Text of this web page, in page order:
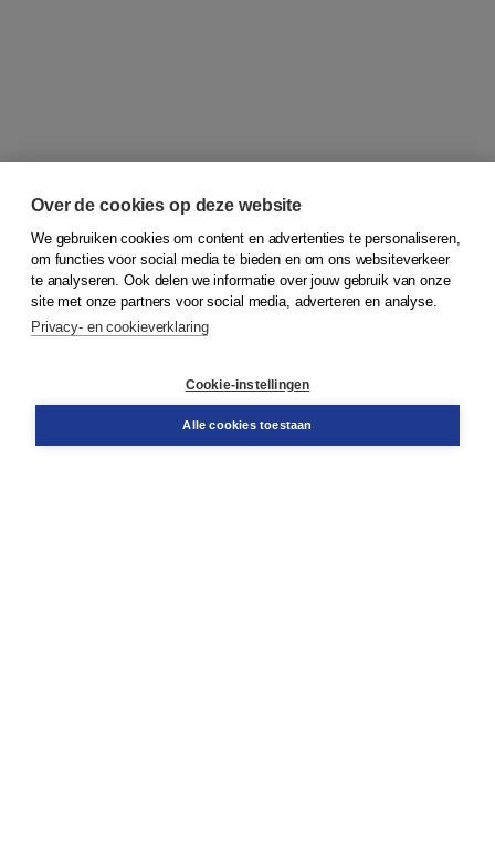
© 2026Koninklijke Boom uitgevers
Bestellen
Over de cookies op deze website
We gebruiken cookies om content en advertenties te personaliseren,
om functies voor social media te bieden en om ons websiteverkeer
te analyseren. Ook delen we informatie over jouw gebruik van onze
site met onze partners voor social media, adverteren en analyse.
Privacy- en cookieverklaring
Cookie-instellingen
Alle cookies toestaan